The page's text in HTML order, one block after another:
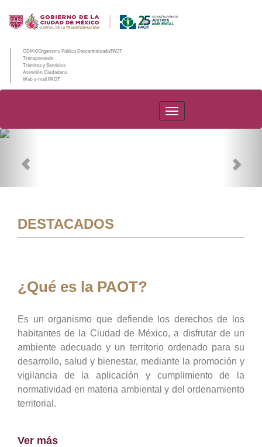
CDMX/Organismo Público Descentralizado/PAOT
Transparencia
Trámites y Servicios
Atención Ciudadana
Web e-mail PAOT
PAOT
DESTACADOS
¿Qué es la PAOT?
Es un organismo que defiende los derechos de los
habitantes de la Ciudad de México, a disfrutar de un
ambiente adecuado y un territorio ordenado para su
desarrollo, salud y bienestar, mediante la promoción y
vigilancia de la aplicación y cumplimiento de la
normatividad en materia ambiental y del ordenamiento
territorial.
Ver más